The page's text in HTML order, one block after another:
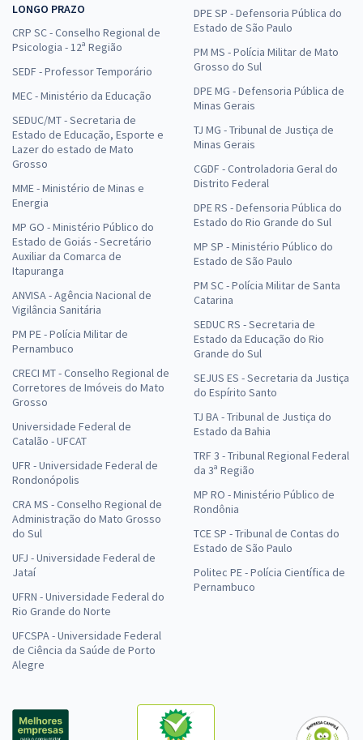
LONGO PRAZO
CRP SC - Conselho Regional de
Psicologia - 12ª Região
SEDF - Professor Temporário
MEC - Ministério da Educação
SEDUC/MT - Secretaria de
Estado de Educação, Esporte e
Lazer do estado de Mato
Grosso
MME - Ministério de Minas e
Energia
MP GO - Ministério Público do
Estado de Goiás - Secretário
Auxiliar da Comarca de
Itapuranga
ANVISA - Agência Nacional de
Vigilância Sanitária
PM PE - Polícia Militar de
Pernambuco
CRECI MT - Conselho Regional de
Corretores de Imóveis do Mato
Grosso
Universidade Federal de
Catalão - UFCAT
UFR - Universidade Federal de
Rondonópolis
CRA MS - Conselho Regional de
Administração do Mato Grosso
do Sul
UFJ - Universidade Federal de
Jataí
UFRN - Universidade Federal do
Rio Grande do Norte
UFCSPA - Universidade Federal
de Ciência da Saúde de Porto
Alegre
DPE SP - Defensoria Pública do
Estado de São Paulo
PM MS - Polícia Militar de Mato
Grosso do Sul
DPE MG - Defensoria Pública de
Minas Gerais
TJ MG - Tribunal de Justiça de
Minas Gerais
CGDF - Controladoria Geral do
Distrito Federal
DPE RS - Defensoria Pública do
Estado do Rio Grande do Sul
MP SP - Ministério Público do
Estado de São Paulo
PM SC - Polícia Militar de Santa
Catarina
SEDUC RS - Secretaria de
Estado da Educação do Rio
Grande do Sul
SEJUS ES - Secretaria da Justiça
do Espírito Santo
TJ BA - Tribunal de Justiça do
Estado da Bahia
TRF 3 - Tribunal Regional Federal
da 3ª Região
MP RO - Ministério Público de
Rondônia
TCE SP - Tribunal de Contas do
Estado de São Paulo
Politec PE - Polícia Científica de
Pernambuco